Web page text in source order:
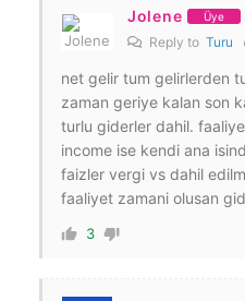
Jolene Üye
Reply to Turu
net gelir tum gelirlerden
zaman geriye kalan son
turlu giderler dahil.
income ise kendi ana
faizler vergi vs dahil
faaliyet zamani olusan
3